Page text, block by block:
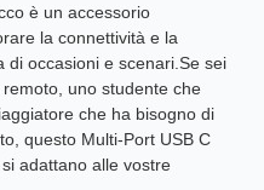
è un accessorio
la connettività e la
di occasioni e scenari.Se sei
uno studente che
che ha bisogno di
questo Multi-Port USB C
adattano alle vostre